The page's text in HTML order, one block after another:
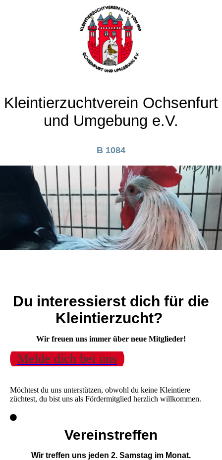
Kleintierzuchtverein Ochsenfurt
und Umgebung e.V.
B 1084
Du interessierst dich für die
Kleintierzucht?
Wir freuen uns immer über neue Mitglieder!
Melde dich bei uns
Möchtest du uns unterstützen, obwohl du keine Kleintiere
züchtest, du bist uns als Fördermitglied herzlich willkommen.
Vereinstreffen
Wir treffen uns jeden 2. Samstag im Monat.